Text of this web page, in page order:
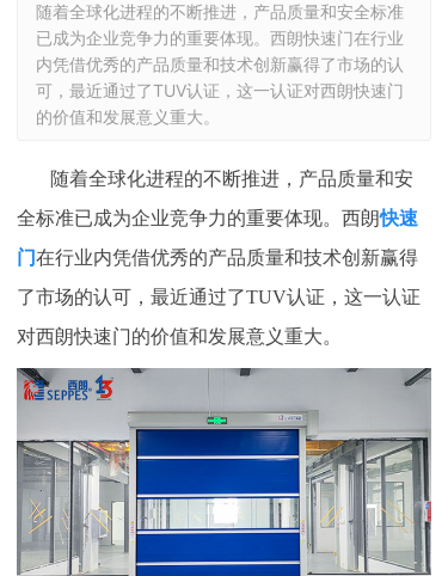
随着全球化进程的不断推进，产品质量和安全标准
已成为企业竞争力的重要体现。西朗快速门在行业
内凭借优秀的产品质量和技术创新赢得了市场的认
可，最近通过了TUV认证，这一认证对西朗快速门
的价值和发展意义重大。
随着全球化进程的不断推进，产品质量和安
全标准已成为企业竞争力的重要体现。西朗快速
门在行业内凭借优秀的产品质量和技术创新赢得
了市场的认可，最近通过了TUV认证，这一认证
对西朗快速门的价值和发展意义重大。